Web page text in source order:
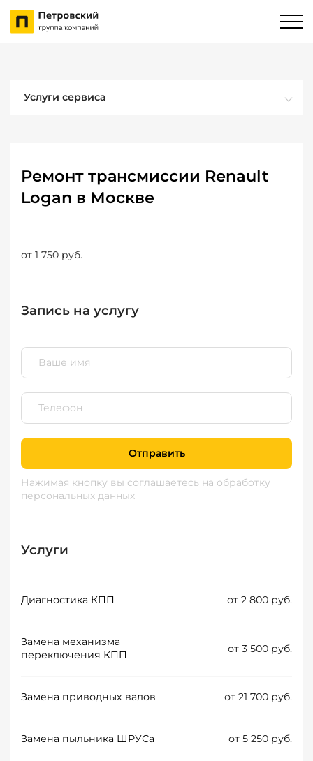
Услуги сервиса
Ремонт трансмиссии Renault
Logan в Москве
от 1 750 руб.
Запись на услугу
Отправить
Нажимая кнопку вы соглашаетесь на обработку
персональных данных
Услуги
Диагностика КПП от 2 800 руб.
Замена механизма
переключения КПП
от 3 500 руб.
Замена приводных валов от 21 700 руб.
Замена пыльника ШРУСа от 5 250 руб.